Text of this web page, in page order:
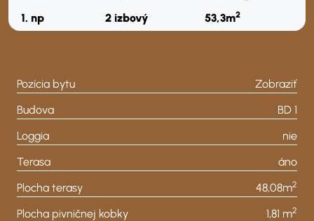
1. np
2 izbový 53,3m2
Pozícia bytu
Zobraziť
Budova
BD 1
Loggia
nie
Terasa
áno
Plocha terasy
48,08m2
Plocha pivničnej kobky 1,81 m2